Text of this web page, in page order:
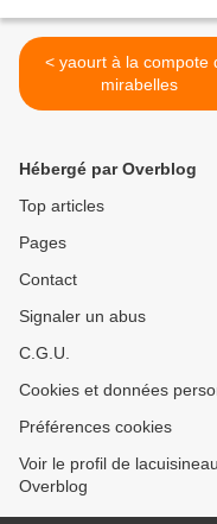
< yaourt à la compote de
mirabelles
Hébergé par Overblog
Top articles
Pages
Contact
Signaler un abus
C.G.U.
Cookies et données
Préférences cookies
Voir le profil de
Overblog